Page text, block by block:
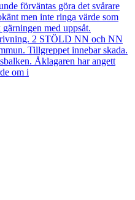
förväntas göra det svårare
men inte ringa värde som
med uppsåt.
2 STÖLD NN och NN
Tillgreppet innebar skada.
Åklagaren har angett
om i